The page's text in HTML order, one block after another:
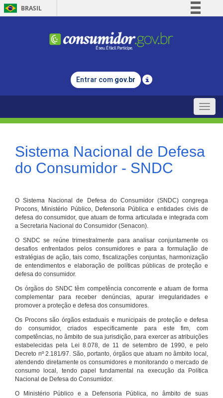
BRASIL
Comunica BR
Legislação
Entrar com gov.br
Toggle
Sistema Nacional de Defesa
do Consumidor - SNDC
O Sistema Nacional de Defesa do Consumidor (SNDC) congrega
Procons, Ministério Público, Defensoria Pública e entidades civis de
defesa do consumidor, que atuam de forma articulada e integrada com
a Secretaria Nacional do Consumidor (Senacon).
O SNDC se reúne trimestralmente para analisar conjuntamente os
desafios enfrentados pelos consumidores e para a formulação de
estratégias de ação, tais como, fiscalizações conjuntas, harmonização
de entendimentos e elaboração de políticas públicas de proteção e
defesa do consumidor.
Os órgãos do SNDC têm competência concorrente e atuam de forma
complementar para receber denúncias, apurar irregularidades e
promover a proteção e defesa dos consumidores.
Os Procons são órgãos estaduais e municipais de proteção e defesa
do consumidor, criados especificamente para este fim, com
competências, no âmbito de sua jurisdição, para exercer as atribuições
estabelecidas pela Lei 8.078, de 11 de setembro de 1990, e pelo
Decreto nº 2.181/97. São, portanto, órgãos que atuam no âmbito local,
atendendo diretamente os consumidores e monitorando o mercado de
consumo local, tendo papel fundamental na execução da Política
Nacional de Defesa do Consumidor.
O Ministério Público e a Defensoria Pública, no âmbito de suas